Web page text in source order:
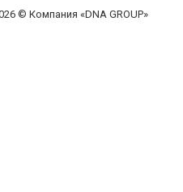
© Компания «DNA GROUP»